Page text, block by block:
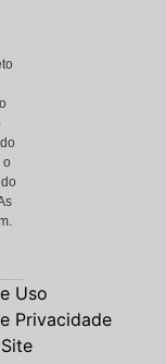
o
Uso
Privacidade